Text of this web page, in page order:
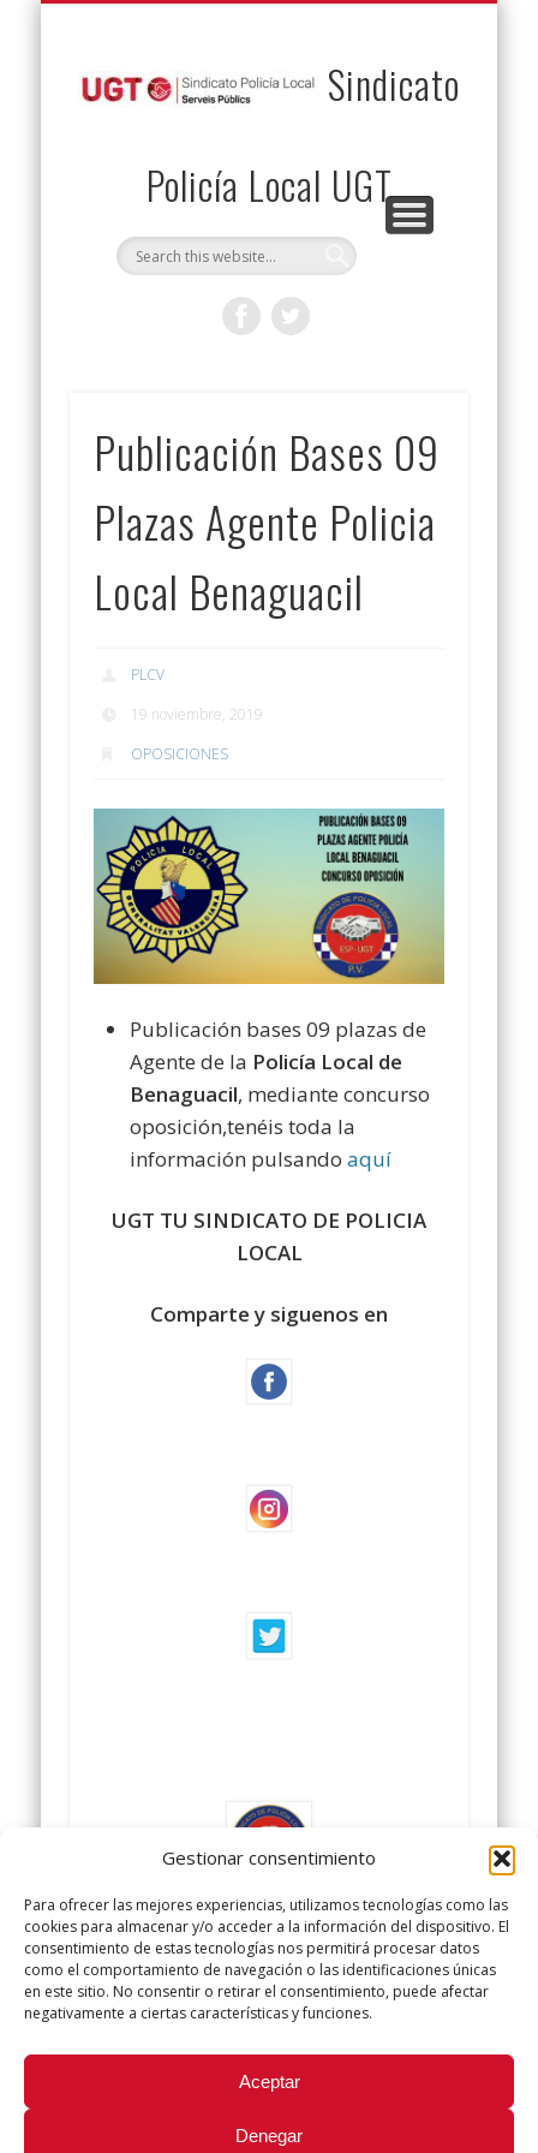
Gestionar consentimiento
Para ofrecer las mejores experiencias, utilizamos tecnologías como las
cookies para almacenar y/o acceder a la información del dispositivo. El
consentimiento de estas tecnologías nos permitirá procesar datos
como el comportamiento de navegación o las identificaciones únicas
en este sitio. No consentir o retirar el consentimiento, puede afectar
negativamente a ciertas características y funciones.
Aceptar
Denegar
Sindicato
Policía Local UGT
Publicación Bases 09
Plazas Agente Policia
Local Benaguacil
PLCV
19 noviembre, 2019
OPOSICIONES
Publicación bases 09 plazas de
Agente de la Policía Local de
Benaguacil, mediante concurso
oposición,tenéis toda la
información pulsandoaquí
UGT TU SINDICATO DE POLICIA
LOCAL
Comparte y siguenos en
SINDICATO POLICIA LOCAL
UGT
Did you like this article? Share it with your friends!